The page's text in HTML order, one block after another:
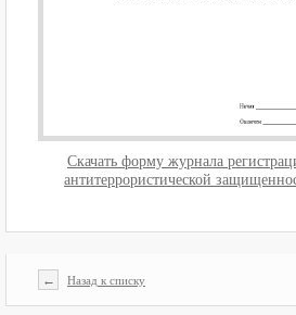
Скачать форму журнала
антитеррористической
← Назад к списку